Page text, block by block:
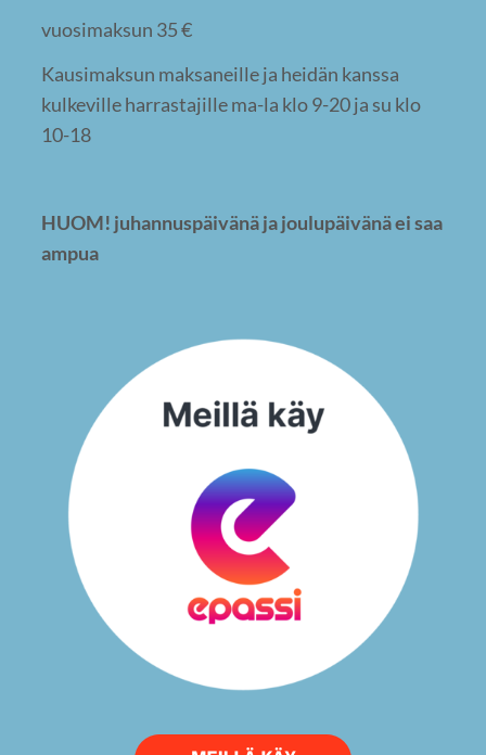
vuosimaksun 35 €
Kausimaksun maksaneille ja heidän kanssa
kulkeville harrastajille ma-la klo 9-20 ja su klo
10-18
HUOM! juhannuspäivänä ja joulupäivänä ei saa
ampua